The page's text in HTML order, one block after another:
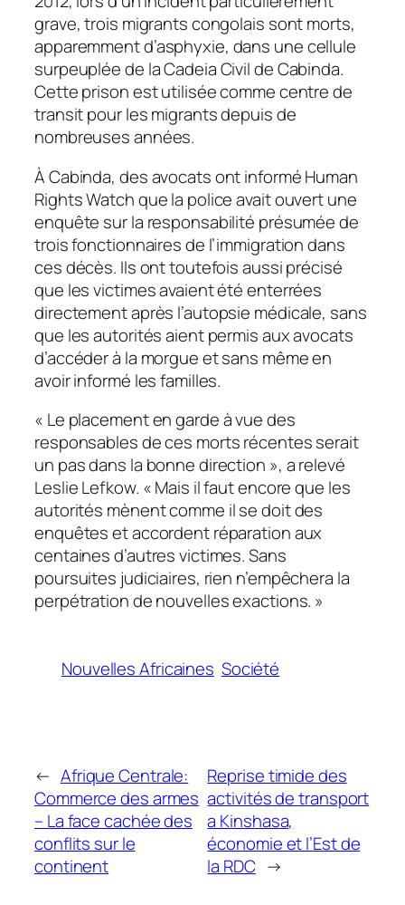
grave, trois migrants congolais sont morts,
apparemment d’asphyxie, dans une cellule
surpeuplée de la Cadeia Civil de Cabinda.
Cette prison est utilisée comme centre de
transit pour les migrants depuis de
nombreuses années.
À Cabinda, des avocats ont informé Human
Rights Watch que la police avait ouvert une
enquête sur la responsabilité présumée de
trois fonctionnaires de l’immigration dans
ces décès. Ils ont toutefois aussi précisé
que les victimes avaient été enterrées
directement après l’autopsie médicale, sans
que les autorités aient permis aux avocats
d’accéder à la morgue et sans même en
avoir informé les familles.
« Le placement en garde à vue des
responsables de ces morts récentes serait
un pas dans la bonne direction », a relevé
Leslie Lefkow. « Mais il faut encore que les
autorités mènent comme il se doit des
enquêtes et accordent réparation aux
centaines d’autres victimes. Sans
poursuites judiciaires, rien n’empêchera la
perpétration de nouvelles exactions. »
Nouvelles Africaines Société
← Afrique Centrale:
Commerce des armes
– La face cachée des
conflits sur le
continent
Reprise timide des
activités de transport
a Kinshasa,
économie et l’Est de
la RDC →